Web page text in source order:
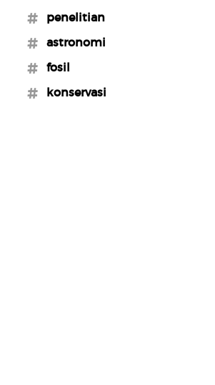
#penelitian
#astronomi
#fosil
#konservasi